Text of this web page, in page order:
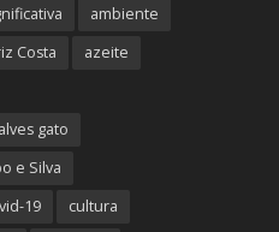
ambiente
Costa
azeite
gato
e Silva
19
cultura